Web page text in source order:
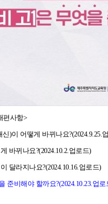
편사항>
)이 어떻게 바뀌나요?(2024.9.25.
바뀌나요?(2024.10.2.업로드)
달라지나요?(2024.10.16.업로드)
준비해야 할까요?(2024.10.23.업로